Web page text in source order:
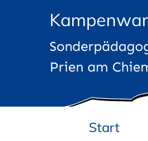
Prien am
Start